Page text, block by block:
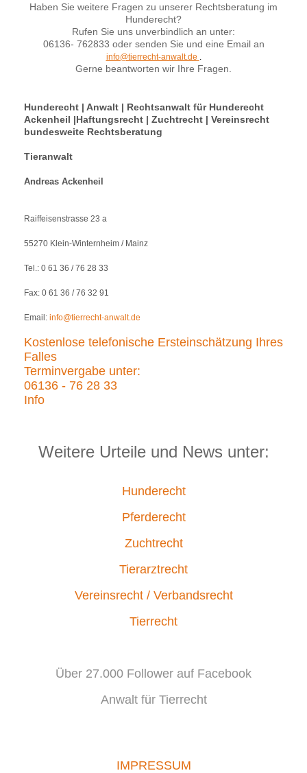
Haben Sie weitere Fragen zu unserer Rechtsberatung im
Hunderecht?
Rufen Sie uns unverbindlich an unter:
06136- 762833 oder senden Sie und eine Email an
info@tierrecht-anwalt.de .
Gerne beantworten wir Ihre Fragen.
Hunderecht | Anwalt | Rechtsanwalt für Hunderecht
Ackenheil |Haftungsrecht | Zuchtrecht | Vereinsrecht
bundesweite Rechtsberatung
Tieranwalt
Andreas Ackenheil
Raiffeisenstrasse 23 a
55270 Klein-Winternheim / Mainz
Tel.: 0 61 36 / 76 28 33
Fax: 0 61 36 / 76 32 91
Email: info@tierrecht-anwalt.de
Kostenlose telefonische Ersteinschätzung Ihres
Falles
Terminvergabe unter:
06136 - 76 28 33
Info
Weitere Urteile und News unter:
Hunderecht
Pferderecht
Zuchtrecht
Tierarztrecht
Vereinsrecht / Verbandsrecht
Tierrecht
Über 27.000 Follower auf Facebook
Anwalt für Tierrecht
IMPRESSUM